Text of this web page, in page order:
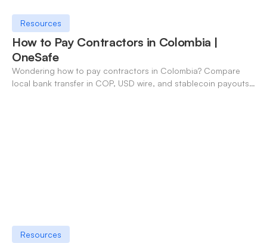
Resources
How to Pay Contractors in Colombia |
OneSafe
Wondering how to pay contractors in Colombia? Compare
local bank transfer in COP, USD wire, and stablecoin payouts.
Resources